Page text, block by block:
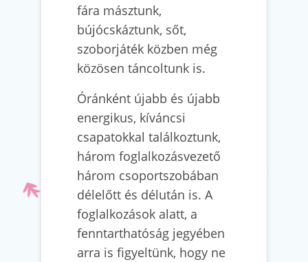
fára másztunk,
bújócskáztunk, sőt,
szoborjáték közben még
közösen táncoltunk is.
Óránként újabb és újabb
energikus, kíváncsi
csapatokkal találkoztunk,
három foglalkozásvezető
három csoportszobában
délelőtt és délután is. A
foglalkozások alatt, a
fenntarthatóság jegyében
arra is figyeltünk, hogy ne